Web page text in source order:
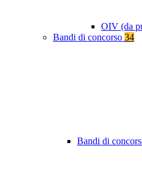
OIV (da
Bandi di concorso 34
Bandi di